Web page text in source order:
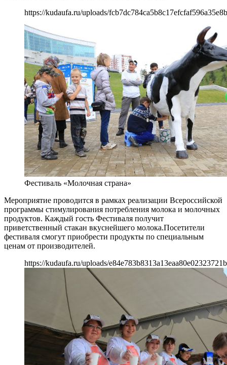
https://kudaufa.ru/uploads/
Фестиваль «Молочная страна»
Мероприятие проводится в рамках реализации Всероссийской
программы стимулирования потребления молока и молочных
продуктов. Каждый гость Фестиваля получит
приветственный стакан вкуснейшего молока.Посетители
фестиваля смогут приобрести продукты по специальным
ценам от производителей.
https://kudaufa.ru/uploads/